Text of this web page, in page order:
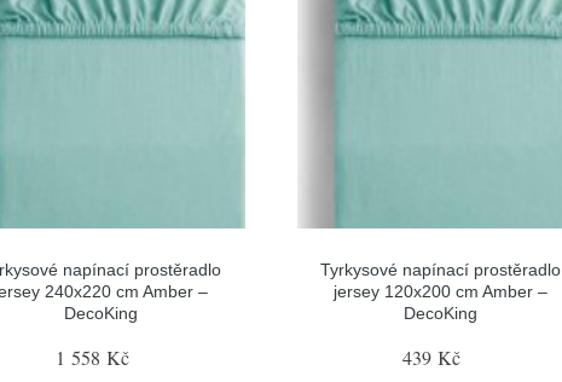
napínací prostěradlo
240x220 cm Amber –
DecoKing
1 558 Kč
Tyrkysové napínací prostěradlo
jersey 120x200 cm Amber –
DecoKing
439 Kč